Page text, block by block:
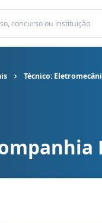
Técnico:
Minas Gerais cargo